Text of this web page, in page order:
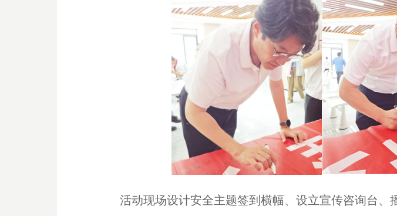
活动现场设计安全主题签到横幅、设立宣传咨询台